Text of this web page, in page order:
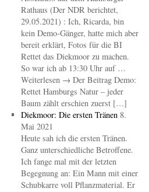
Rathaus (Der NDR berichtet,
29.05.2021) : Ich, Ricarda, bin
kein Demo-Gänger, hatte mich aber
bereit erklärt, Fotos für die BI
Rettet das Diekmoor zu machen.
So war ich ab 13:30 Uhr auf …
Weiterlesen → Der Beitrag Demo:
Rettet Hamburgs Natur – jeder
Baum zählt erschien zuerst […]
Diekmoor: Die ersten Tränen 8.
Mai 2021
Heute sah ich die ersten Tränen.
Ganz unterschiedliche Betroffene.
Ich fange mal mit der letzten
Begegnung an: Ein Mann mit einer
Schubkarre voll Pflanzmaterial. Er